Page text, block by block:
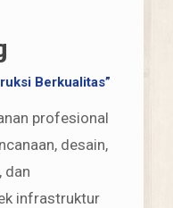
Berkualitas”
profesional
desain,
dan
infrastruktur